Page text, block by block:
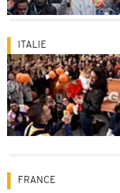
ITALIE
FRANCE